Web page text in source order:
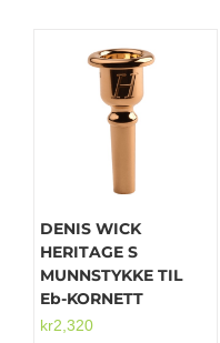
DENIS WICK
HERITAGE S
MUNNSTYKKE TIL
Eb-KORNETT
kr2,320